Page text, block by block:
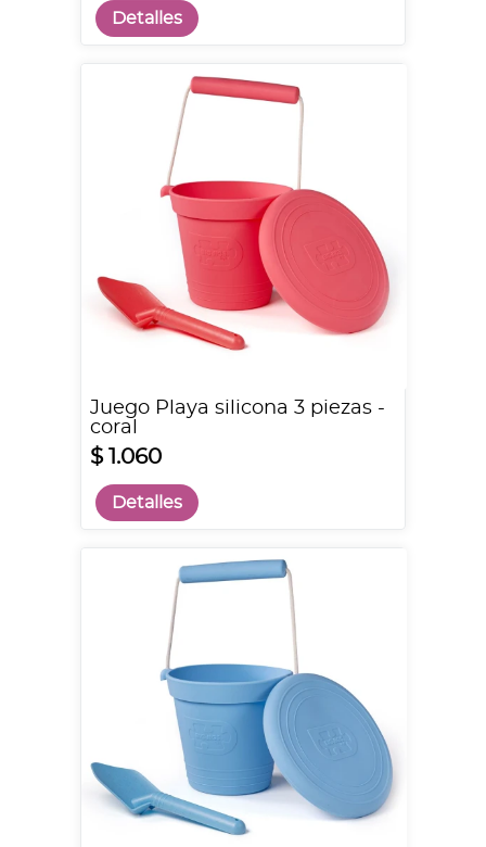
Detalles
Juego Playa silicona 3 piezas -
coral
$ 1.060
Detalles